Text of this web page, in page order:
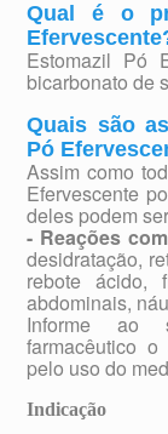
Qual é o
Estomazil Pó
bicarbonato de
Quais são
Pó
Assim como
Efervescente
deles podem
- Reações
desidratação,
rebote ácido,
abdominais,
Informe ao
farmacêutico
pelo uso do
Indicação